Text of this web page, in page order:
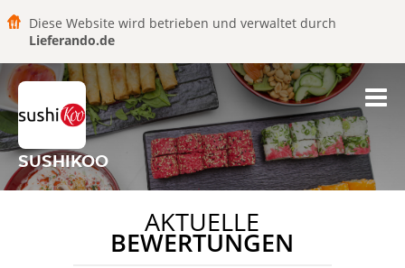
Diese Website wird betrieben und verwaltet durch
Lieferando.de
SUSHIKOO
AKTUELLE
BEWERTUNGEN